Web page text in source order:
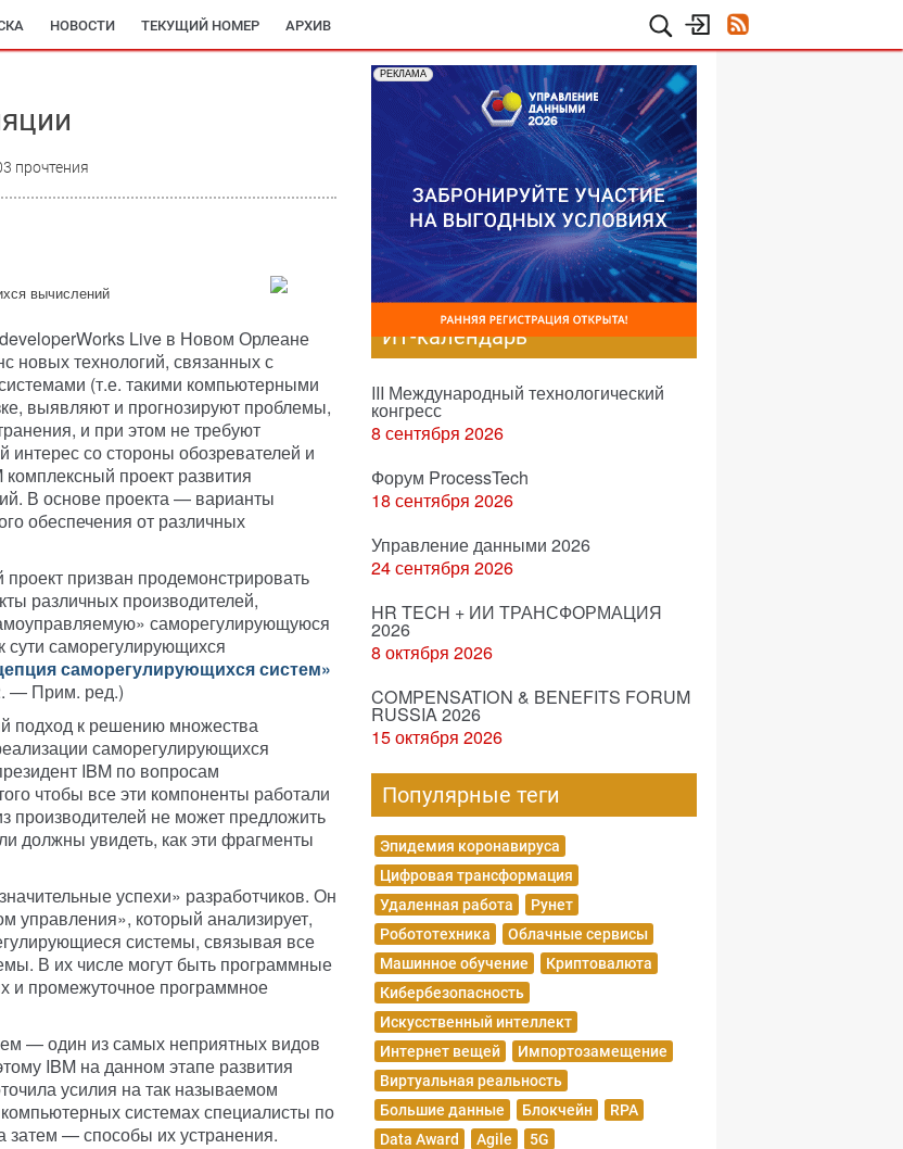
НОВОСТИ ТЕКУЩИЙ НОМЕР АРХИВ
прочтения
вычислений
Live в Новом Орлеане
новых технологий, связанных с
(т.е. такими компьютерными
выявляют и прогнозируют проблемы,
и при этом не требуют
со стороны обозревателей и
проект развития
В основе проекта — варианты
обеспечения от различных
призван продемонстрировать
различных производителей,
саморегулирующуюся
сути саморегулирующихся
саморегулирующихся систем»
— Прим. ред.)
подход к решению множества
саморегулирующихся
IBM по вопросам
чтобы все эти компоненты работали
производителей не может предложить
должны увидеть, как эти фрагменты
успехи» разработчиков. Он
управления», который анализирует,
системы, связывая все
В их числе могут быть программные
и промежуточное программное
— один из самых неприятных видов
IBM на данном этапе развития
усилия на так называемом
системах специалисты по
— способы их устранения.
РЕКЛАМА
ИТ-календарь
III Международный технологический
конгресс
8 сентября 2026
Форум ProcessTech
18 сентября 2026
Управление данными 2026
24 сентября 2026
HR TECH + ИИ ТРАНСФОРМАЦИЯ
2026
8 октября 2026
COMPENSATION & BENEFITS FORUM
RUSSIA 2026
15 октября 2026
Популярные теги
Эпидемия коронавируса
Цифровая трансформация
Удаленная работа
Рунет
Робототехника
Облачные сервисы
Машинное обучение
Криптовалюта
Кибербезопасность
Искусственный интеллект
Интернет вещей
Импортозамещение
Виртуальная реальность
Большие данные
Блокчейн
RPA
Data Award
Agile 5G